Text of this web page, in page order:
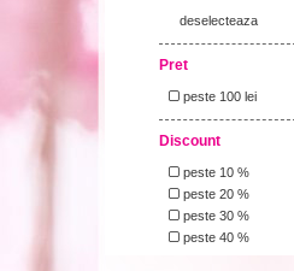
deselecteaza
Pret
peste 100 lei
Discount
peste 10 %
peste 20 %
peste 30 %
peste 40 %